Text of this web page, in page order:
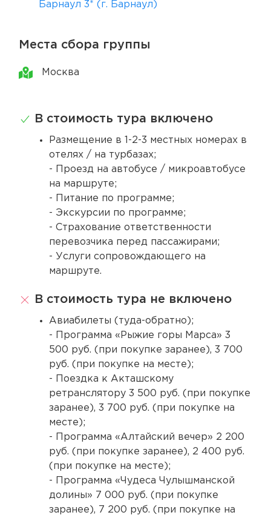
Барнаул 3* (г. Барнаул)
Места сбора группы
Москва
В стоимость тура включено
Размещение в 1-2-3 местных номерах в
отелях / на турбазах;
- Проезд на автобусе / микроавтобусе
на маршруте;
- Питание по программе;
- Экскурсии по программе;
- Страхование ответственности
перевозчика перед пассажирами;
- Услуги сопровождающего на
маршруте.
В стоимость тура не включено
Авиабилеты (туда-обратно);
- Программа «Рыжие горы Марса» 3
500 руб. (при покупке заранее), 3 700
руб. (при покупке на месте);
- Поездка к Акташскому
ретранслятору 3 500 руб. (при покупке
заранее), 3 700 руб. (при покупке на
месте);
- Программа «Алтайский вечер» 2 200
руб. (при покупке заранее), 2 400 руб.
(при покупке на месте);
- Программа «Чудеса Чулышманской
долины» 7 000 руб. (при покупке
заранее), 7 200 руб. (при покупке на